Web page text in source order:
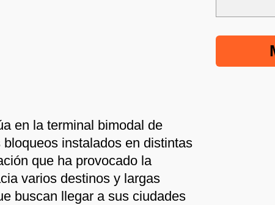
en la terminal bimodal de
instalados en distintas
que ha provocado la
varios destinos y largas
buscan llegar a sus ciudades